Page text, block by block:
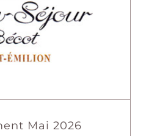
Mai 2026